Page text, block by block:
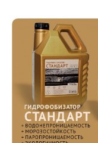
8 (861) 944 99 44
8 (918) 095 22 88
г.
Мы в Instagram!